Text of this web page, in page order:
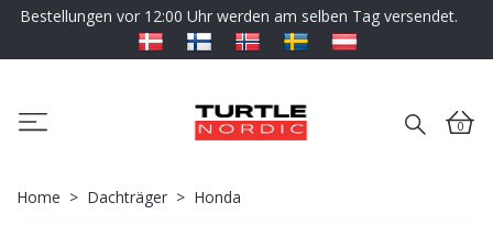
Bestellungen vor 12:00 Uhr werden am selben Tag versendet.
0
Home Dachträger Honda